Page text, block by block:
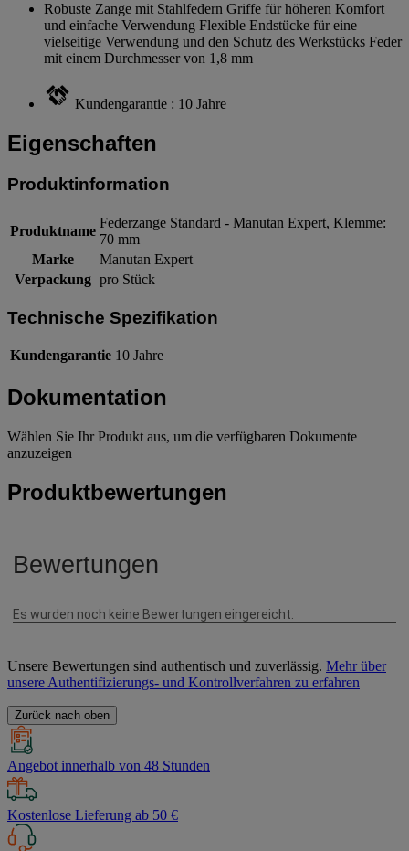
Robuste Zange mit Stahlfedern Griffe für höheren Komfort
und einfache Verwendung Flexible Endstücke für eine
vielseitige Verwendung und den Schutz des Werkstücks Feder
mit einem Durchmesser von 1,8 mm
Kundengarantie : 10 Jahre
Eigenschaften
Produktinformation
Produktname
Federzange Standard - Manutan Expert, Klemme:
70 mm
Marke
Manutan Expert
Verpackung pro Stück
Technische Spezifikation
Kundengarantie 10 Jahre
Dokumentation
Wählen Sie Ihr Produkt aus, um die verfügbaren Dokumente
anzuzeigen
Produktbewertungen
Unsere Bewertungen sind authentisch und zuverlässig. Mehr über
unsere Authentifizierungs- und Kontrollverfahren zu erfahren
Zurück nach oben
Angebot innerhalb von 48 Stunden
Kostenlose Lieferung ab 50 €